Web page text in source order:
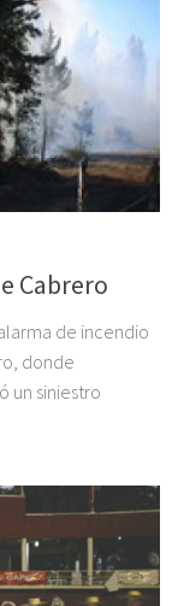
Cabrero
de incendio
donde
un siniestro